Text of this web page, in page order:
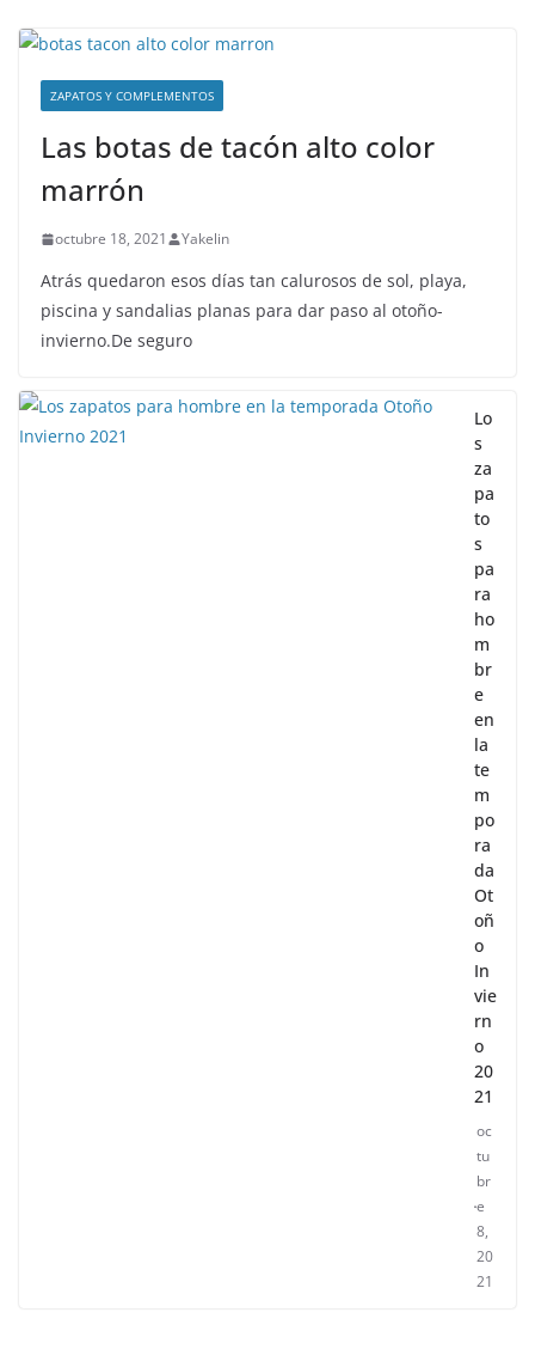
ZAPATOS Y COMPLEMENTOS
Las botas de tacón alto color
marrón
octubre 18, 2021 Yakelin
Atrás quedaron esos días tan calurosos de sol, playa,
piscina y sandalias planas para dar paso al otoño-
invierno.De seguro
Lo
s
za
pa
to
s
pa
ra
ho
m
br
e
en
la
te
m
po
ra
da
Ot
oñ
o
In
vie
rn
o
20
21
oc
tu
br
e
8,
20
21